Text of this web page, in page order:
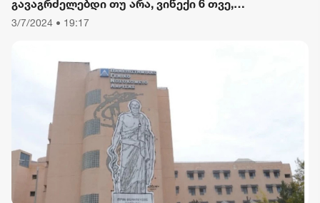
გავაგრძელებდი თუ არა, ვიწექი 6 თვე,
დავიწყებული მქონდა კვება, ფიზიკური მოძრაობა“
3/7/2024 • 19:17